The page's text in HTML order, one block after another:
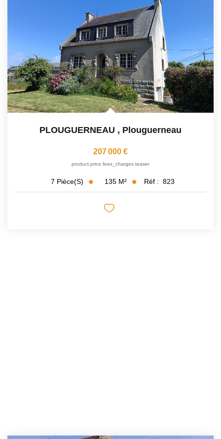
PLOUGUERNEAU , Plouguerneau
207 000 €
product.price.fees_charges.teaser
7 Pièce(s) 135 M² Réf : 823